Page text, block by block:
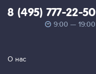
8 (495) 777-22-50
9:00 — 19:00
О нас